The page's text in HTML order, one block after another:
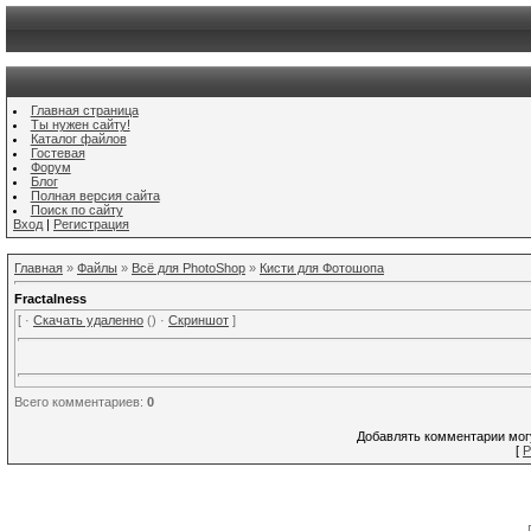
Главная страница
Ты нужен сайту!
Каталог файлов
Гостевая
Форум
Блог
Полная версия сайта
Поиск по сайту
Вход | Регистрация
Главная » Файлы » Всё для PhotoShop » Кисти для Фотошопа
Fractalness
[ · Скачать удаленно () · Скриншот ]
Всего комментариев: 0
Добавлять комментарии
[